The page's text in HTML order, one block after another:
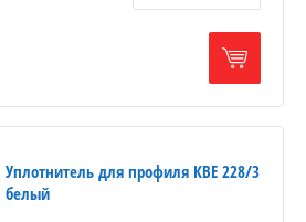
Уплотнитель для профиля КВЕ 228/3
белый